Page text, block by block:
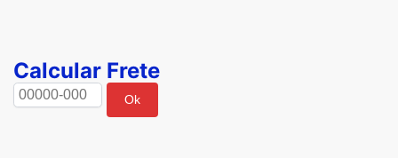
Calcular Frete
Ok